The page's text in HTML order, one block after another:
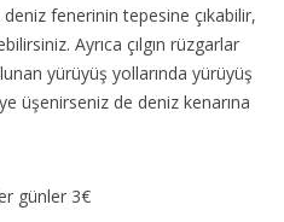
fenerinin tepesine çıkabilir,
Ayrıca çılgın rüzgarlar
yürüyüş yollarında yürüyüş
üşenirseniz de deniz kenarına
günler 3€